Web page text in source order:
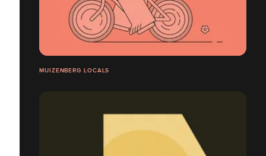
MUIZENBERG LOCALS